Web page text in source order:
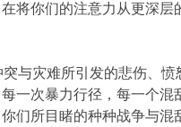
将你们的注意力从更深
与灾难所引发的悲伤、
一次暴力行径，每一个
们所目睹的种种战争与